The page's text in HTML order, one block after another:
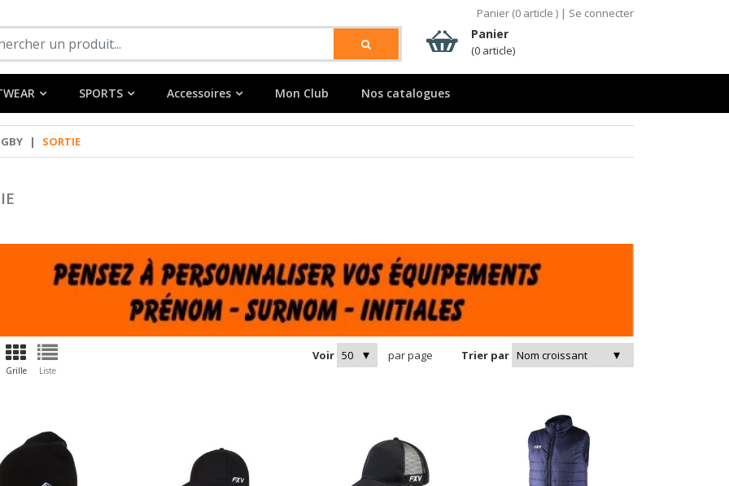
Panier (0 article ) | Se connecter
Panier
(0 article)
SPORTS Accessoires Mon Club Nos catalogues
| SORTIE
Grille Liste
Voir par page Trier par